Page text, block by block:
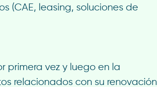
(CAE, leasing, soluciones de
primera vez y luego en la
relacionados con su renovación